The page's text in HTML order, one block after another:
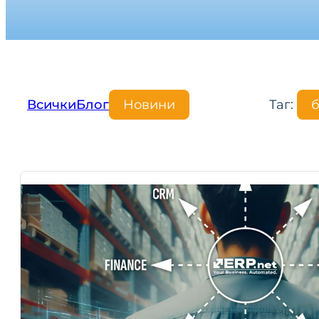
ВсичкиБлог Новини Таг: